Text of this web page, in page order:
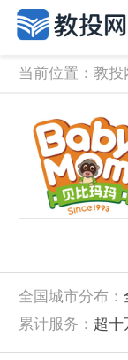
当前位置： 教投
‌全国城市分布‌：
‌累计服务‌： 超十